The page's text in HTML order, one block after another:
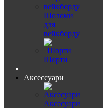
Шоломи
для
вейкборду
Шорти
Аксессуари
Аксесуари